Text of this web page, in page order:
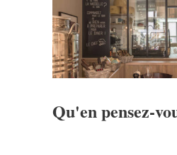
Qu'en pensez-